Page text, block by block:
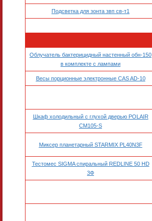
Подсветка для зонта звп св-т1
Облучатель бактерицидный настенный обн-150
в комплекте с лампами
Весы порционные электронные CAS AD-10
Шкаф холодильный с глухой дверью POLAIR
CM105-S
Миксер планетарный STARMIX PL40N3F
Тестомес SIGMA спиральный REDLINE 50 HD
3Ф